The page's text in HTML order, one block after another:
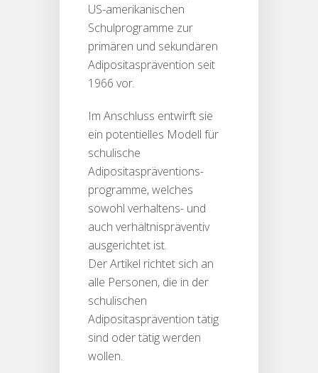
US-amerikanischen
Schulprogramme zur
primären und sekundären
Adipositasprävention seit
1966 vor.
Im Anschluss entwirft sie
ein potentielles Modell für
schulische
Adipositaspräventions-
programme, welches
sowohl verhaltens- und
auch verhältnispräventiv
ausgerichtet ist.
Der Artikel richtet sich an
alle Personen, die in der
schulischen
Adipositasprävention tätig
sind oder tätig werden
wollen.